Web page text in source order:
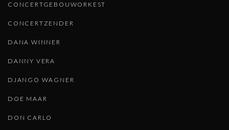
CONCERTGEBOUWORKEST
CONCERTZENDER
DANA WINNER
DANNY VERA
DJANGO WAGNER
DOE MAAR
DON CARLO